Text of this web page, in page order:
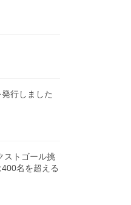
行しました
ストゴール挑
名を超える